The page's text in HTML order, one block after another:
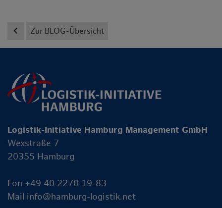
keyboard_arrow_left Zur BLOG-Übersicht
Logistik-Initiative Hamburg Management GmbH
Wexstraße 7
20355 Hamburg
Fon +49 40 2270 19-83
Mail info@hamburg-logistik.net